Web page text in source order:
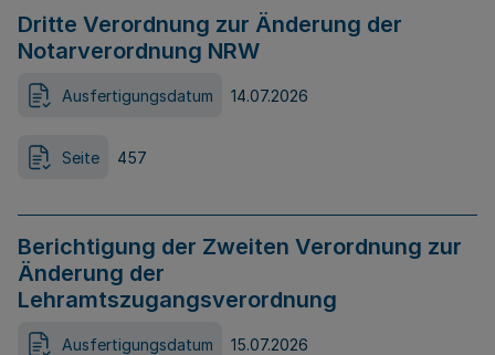
Dritte Verordnung zur Änderung der
Notarverordnung NRW
Ausfertigungsdatum 14.07.2026
Seite 457
Berichtigung der Zweiten Verordnung zur
Änderung der
Lehramtszugangsverordnung
Ausfertigungsdatum 15.07.2026